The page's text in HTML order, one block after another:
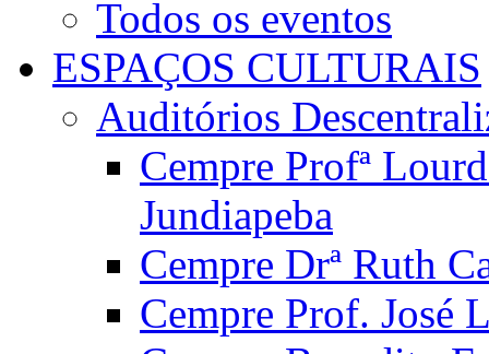
Todos os eventos
ESPAÇOS CULTURAIS
Auditórios
Cempre Profª
Jundiapeba
Cempre Drª Ruth
Cempre Prof. José